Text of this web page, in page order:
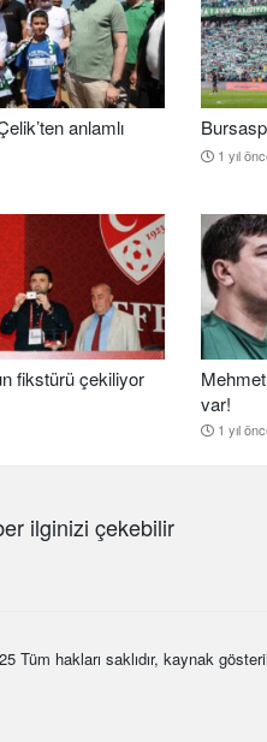
anlamlı
1 yıl
fikstürü çekiliyor
var!
1 yıl
ilginizi çekebilir
Tüm hakları saklıdır, kaynak